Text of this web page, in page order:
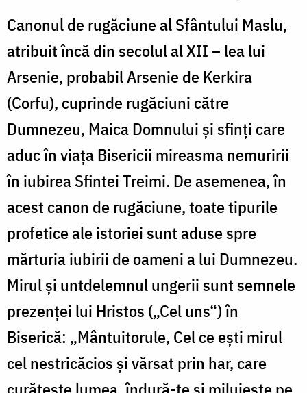
Canonul de rugăciune al Sfântului Maslu,
atribuit încă din secolul al XII – lea lui
Arsenie, probabil Arsenie de Kerkira
(Corfu), cuprinde rugăciuni către
Dumnezeu, Maica Domnului şi sfinţi care
aduc în viaţa Bisericii mireasma nemuririi
în iubirea Sfintei Treimi. De asemenea, în
acest canon de rugăciune, toate tipurile
profetice ale istoriei sunt aduse spre
mărturia iubirii de oameni a lui Dumnezeu.
Mirul şi untdelemnul ungerii sunt semnele
prezenţei lui Hristos („Cel uns“) în
Biserică: „Mântuitorule, Cel ce eşti mirul
cel nestricăcios şi vărsat prin har, care